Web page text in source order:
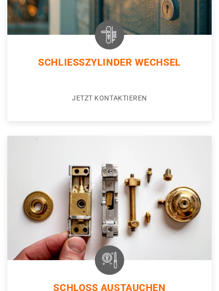
SCHLIESSZYLINDER WECHSEL
JETZT KONTAKTIEREN
SCHLOSS AUSTAUCHEN